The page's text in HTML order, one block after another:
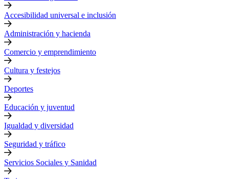
Accesibilidad universal e inclusión
Administración y hacienda
Comercio y emprendimiento
Cultura y festejos
Deportes
Educación y juventud
Igualdad y diversidad
Seguridad y tráfico
Servicios Sociales y Sanidad